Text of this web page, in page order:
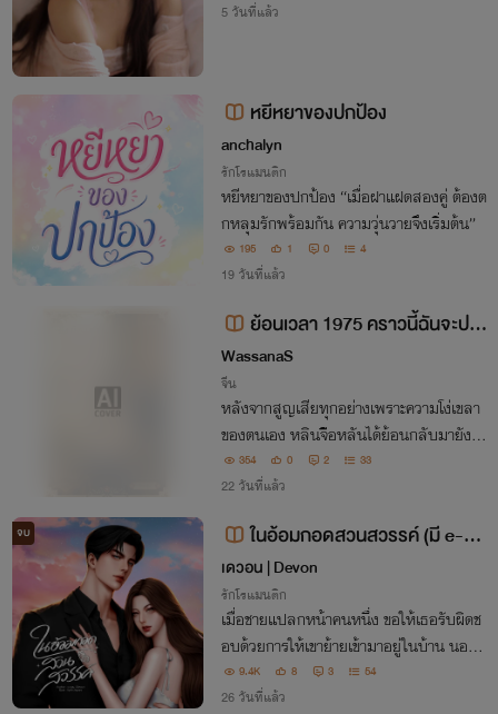
5 วันที่แล้ว
หยีหยาของปกป้อง
anchalyn
รักโรแมนติก
หยีหยาของปกป้อง “เมื่อฝาแฝดสองคู่ ต้องต
กหลุมรักพร้อมกัน ความวุ่นวายจึงเริ่มต้น”
195 1 0 4
19 วันที่แล้ว
ย้อนเวลา 1975 คราวนี้ฉันจะปก
ป้องสามีและลูก
WassanaS
จีน
หลังจากสูญเสียทุกอย่างเพราะความโง่เขลา
ของตนเอง หลินจืิอหลันได้ย้อนกลับมายังปี
1975 พร้อมมิติห้างสรรพสินค้าลึกลับ และ
การแก้แค้นเพื่อนรักในแบบของเธอ
354 0 2 33
22 วันที่แล้ว
จบ
ในอ้อมกอดสวนสวรรค์ (มี e-bo
ok)
เดวอน | Devon
รักโรแมนติก
เมื่อชายแปลกหน้าคนหนึ่ง ขอให้เธอรับผิดช
อบด้วยการให้เขาย้ายเข้ามาอยู่ในบ้าน นอกจ
ากจะไล่ไม่ไปแล้ว ยังมีหน้ามากวนประสาทเจ้
าของบ้านสารพัด แถมยังชอบมาเล่นกับใจ แ
9.4K 8 3 54
26 วันที่แล้ว